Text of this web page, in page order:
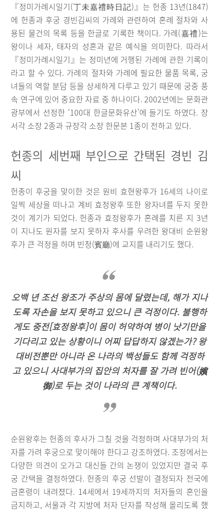
『정미가례시일기(丁未嘉禮時日記)』는 헌종 13년(1847)
에 헌종과 후궁 경빈김씨의 가례와 관련하여 혼례 절차와 사
용된 물건의 목록 등을 한글로 기록한 책이다. 가례(嘉禮)는
왕이나 세자, 태자의 성혼과 같은 예식을 의미한다. 따라서
『정미가례시일기』는 정미년에 거행된 가례에 관한 기록이
라고 할 수 있다. 가례의 절차와 가례에 필요한 물품 목록, 궁
녀들의 역할 분담 등을 상세하게 다루고 있기 때문에 궁중 풍
속 연구에 있어 중요한 자료 중 하나이다. 2002년에는 문화관
광부에서 선정한 ‘100대 한글문화유산’에 들기도 하였다. 장
서각 소장 2종과 규장각 소장 한문본 1종이 전하고 있다.
헌종의 세번째 부인으로 간택된 경빈 김
씨
헌종이 후궁을 맞이한 것은 원비 효현왕후가 16세의 나이로
일찍 세상을 떠나고 계비 효정왕후 또한 왕자녀를 두지 못한
것이 계기가 되었다. 헌종과 효정왕후가 혼례를 치른 지 3년
이 지나도 원자를 보지 못하자 후사를 우려한 왕대비 순원왕
후가 큰 걱정을 하며 빈청(賓廳)에 교지를 내리기도 했다.
오백 년 조선 왕조가 주상의 몸에 달렸는데, 해가 지나
도록 자손을 보지 못하고 있으니 큰 걱정이다. 불행하
게도 중전[효정왕후]이 몸이 허약하여 병이 낫기만을
기다리고 있는 상황이니 어찌 답답하지 않겠는가? 왕
대비전뿐만 아니라 온 나라의 백성들도 함께 걱정하
고 있으니 사대부가의 집안의 처자를 잘 가려 빈어(嬪
御)로 두는 것이 나라의 큰 계책이다.
순원왕후는 헌종의 후사가 그칠 것을 걱정하며 사대부가의 처
자를 가려 후궁으로 맞이해야 한다고 강조하였다. 조정에서는
다양한 의견이 오가고 대신들 간의 논쟁이 있었지만 결국 후
궁 간택을 결정하였다. 헌종의 후궁 선발이 결정되자 전국에
금혼령이 내려졌다. 14세에서 19세까지의 처자들의 혼인을
금지하고, 서울과 각 지방에 처자 단자를 작성해 올리도록 했